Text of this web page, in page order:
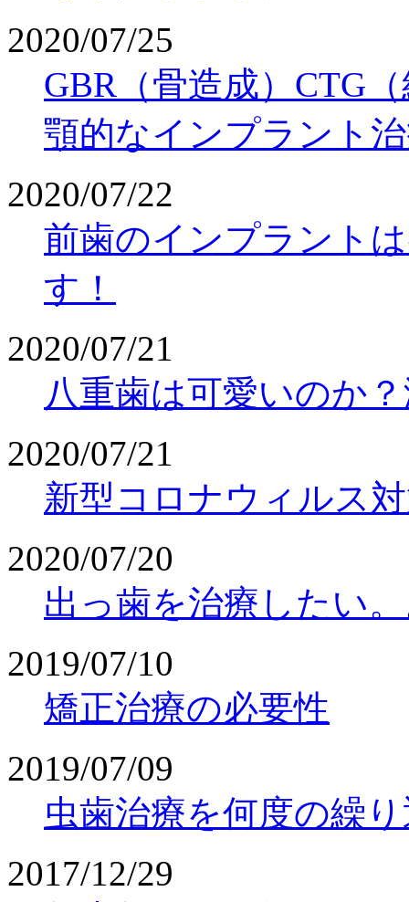
2020/07/25
GBR（骨造成）CTG
顎的なインプラント
2020/07/22
前歯のインプラント
す！
2020/07/21
八重歯は可愛いのか
2020/07/21
新型コロナウィルス
2020/07/20
出っ歯を治療したい
2019/07/10
矯正治療の必要性
2019/07/09
虫歯治療を何度の繰
2017/12/29